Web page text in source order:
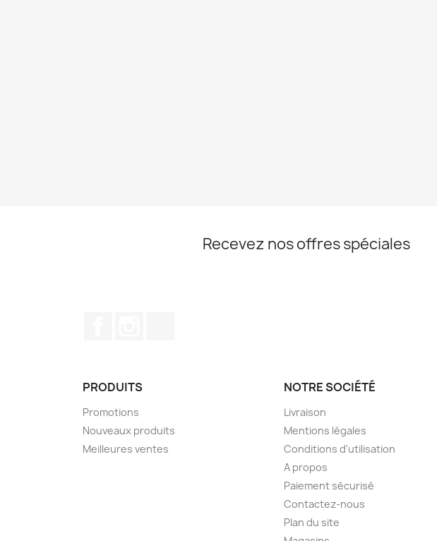
Recevez nos offres spéciales
PRODUITS
Promotions
Nouveaux produits
Meilleures ventes
NOTRE SOCIÉTÉ
Livraison
Mentions légales
Conditions d'utilisation
A propos
Paiement sécurisé
Contactez-nous
Plan du site